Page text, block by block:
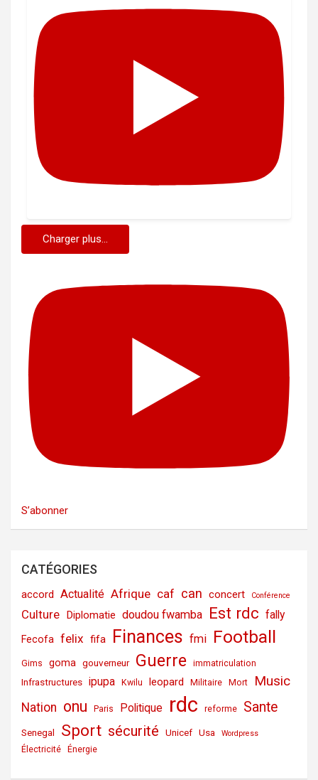
Charger plus...
S’abonner
CATÉGORIES
accord Actualité Afrique caf can concert Conférence
Culture Diplomatie doudou fwamba Est rdc fally
Fecofa felix fifa Finances fmi Football
Gims goma gouverneur Guerre immatriculation
Infrastructures ipupa Kwilu leopard Militaire Mort Music
Nation onu Paris Politique rdc reforme Sante
Senegal Sport sécurité Unicef Usa Wordpress
Électricité Énergie